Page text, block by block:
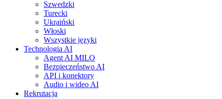
Szwedzki
Turecki
Ukraiński
Włoski
Wszystkie języki
Technologia AI
Agent AI MILO
Bezpieczeństwo AI
API i konektory
Audio i wideo AI
Rekrutacja